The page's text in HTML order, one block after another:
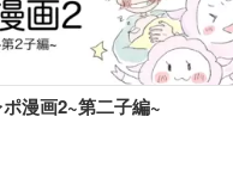
漫画2~第二子編~